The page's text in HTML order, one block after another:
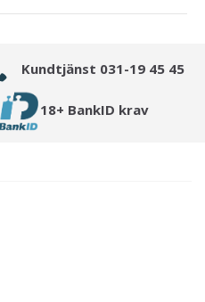
Kundtjänst 031-19 45 45
18+ BankID krav